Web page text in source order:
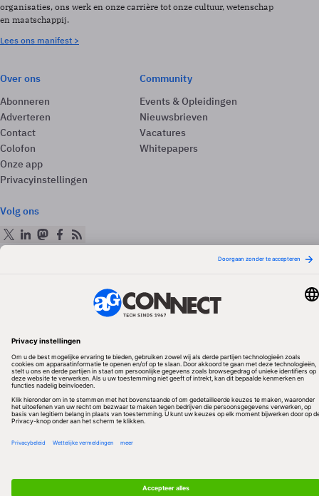
organisaties, ons werk en onze carrière tot onze cultuur, wetenschap
en maatschappij.
Lees ons manifest >
Over ons
Abonneren
Adverteren
Contact
Colofon
Onze app
Privacyinstellingen
Community
Events & Opleidingen
Nieuwsbrieven
Vacatures
Whitepapers
Volg ons
Algemene Voorwaarden & Copyrights
Privacy & Cookies